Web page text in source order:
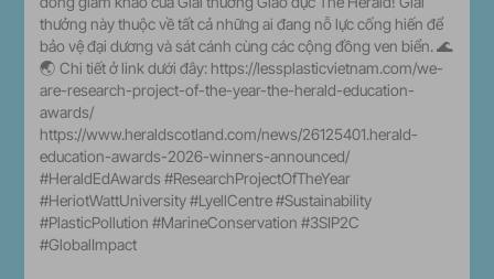
thưởng này thuộc về tất cả những ai đang nỗ lực cống hiến để
bảo vệ đại dương và sát cánh cùng các cộng đồng ven biển. 🌊
🌏 Chi tiết ở link dưới đây: https://lessplasticvietnam.com/we-
are-research-project-of-the-year-the-herald-education-
awards/
https://www.heraldscotland.com/news/26125401.herald-
education-awards-2026-winners-announced/
#HeraldEdAwards #ResearchProjectOfTheYear
#HeriotWattUniversity #LyellCentre #Sustainability
#PlasticPollution #MarineConservation #3SIP2C
#GlobalImpact